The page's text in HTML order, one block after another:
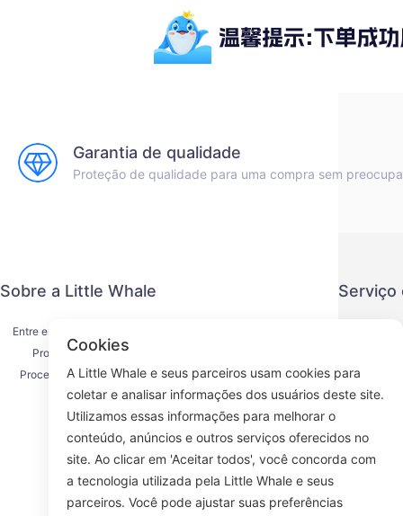
Garantia de qualidade
Proteção de qualidade para uma compra sem
Sobre a Little Whale
Entre em contato conosco
Processo de envio
Processo de reembolso
Sobre nós
Serviço
Acordo
Cookies
A Little Whale e seus parceiros usam cookies para
coletar e analisar informações dos usuários deste site.
Utilizamos essas informações para melhorar o
conteúdo, anúncios e outros serviços oferecidos no
site. Ao clicar em 'Aceitar todos', você concorda com
a tecnologia utilizada pela Little Whale e seus
parceiros. Você pode ajustar suas preferências